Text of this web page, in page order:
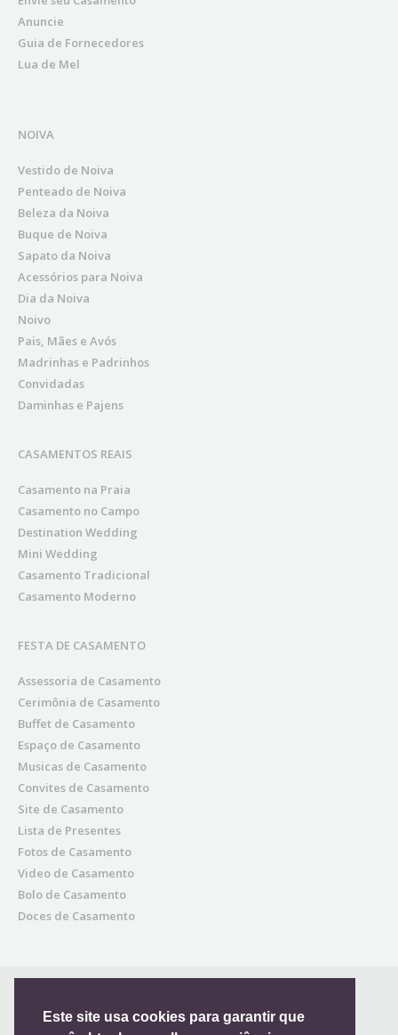
Anuncie
Guia de Fornecedores
Lua de Mel
NOIVA
Vestido de Noiva
Penteado de Noiva
Beleza da Noiva
Buque de Noiva
Sapato da Noiva
Acessórios para Noiva
Dia da Noiva
Noivo
Pais, Mães e Avós
Madrinhas e Padrinhos
Convidadas
Daminhas e Pajens
CASAMENTOS REAIS
Casamento na Praia
Casamento no Campo
Destination Wedding
Mini Wedding
Casamento Tradicional
Casamento Moderno
FESTA DE CASAMENTO
Assessoria de Casamento
Cerimônia de Casamento
Buffet de Casamento
Espaço de Casamento
Musicas de Casamento
Convites de Casamento
Site de Casamento
Lista de Presentes
Fotos de Casamento
Video de Casamento
Bolo de Casamento
Doces de Casamento
Este site usa cookies para garantir que